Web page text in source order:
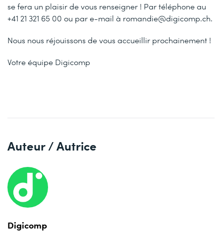
se fera un plaisir de vous renseigner ! Par téléphone au
+41 21 321 65 00 ou par e-mail à romandie@digicomp.ch.
Nous nous réjouissons de vous accueillir prochainement !
Votre équipe Digicomp
Auteur / Autrice
Digicomp